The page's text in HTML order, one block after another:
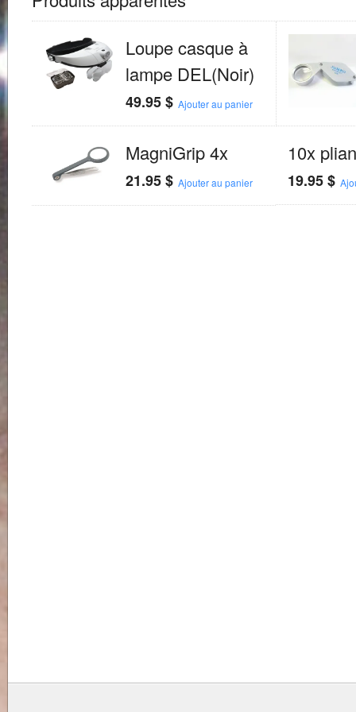
Loupe casque à
lampe DEL(Noir)
49.95$ Ajouter au panier
MagniGrip 4x
21.95$ Ajouter au panier
10x
19.95$